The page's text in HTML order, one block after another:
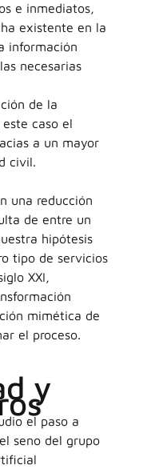
e inmediatos,
existente en la
información
necesarias
de la
caso el
a un mayor
civil.
una reducción
de entre un
hipótesis
tipo de servicios
XXI,
mimética de
el proceso.
y
el paso a
seno del grupo